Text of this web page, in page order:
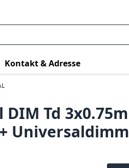
Kontakt & Adresse
Td